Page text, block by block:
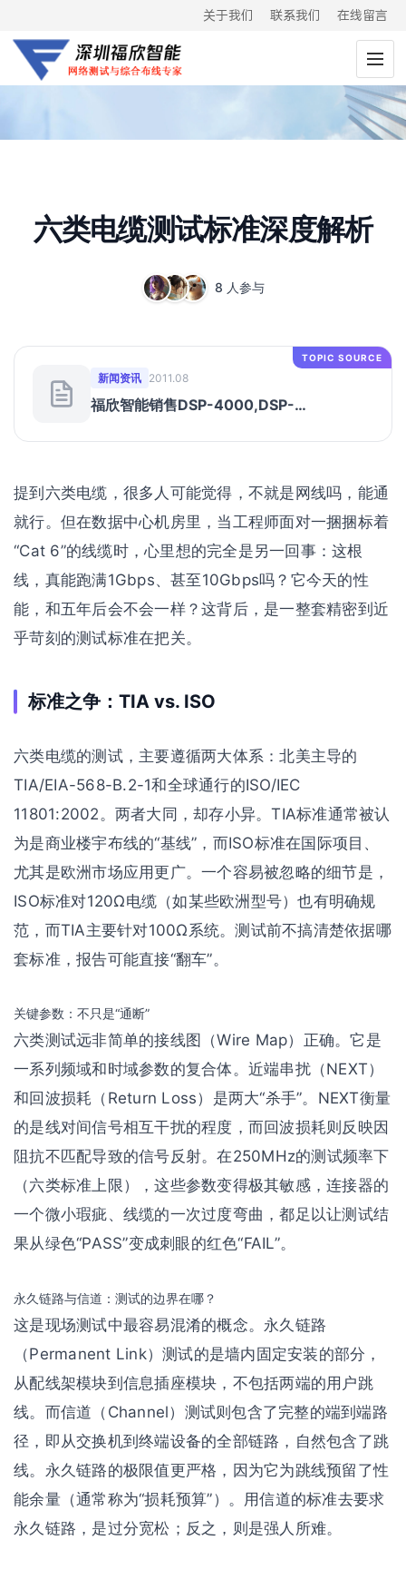
关于我们 联系我们 在线留言
六类电缆测试标准深度解析
8 人参与
TOPIC SOURCE
新闻资讯 2011.08
福欣智能销售DSP-4000,DSP-
提到六类电缆，很多人可能觉得，不就是网线吗，能通
就行。但在数据中心机房里，当工程师面对一捆捆标着
“Cat 6”的线缆时，心里想的完全是另一回事：这根
线，真能跑满1Gbps、甚至10Gbps吗？它今天的性
能，和五年后会不会一样？这背后，是一整套精密到近
乎苛刻的测试标准在把关。
标准之争：TIA vs. ISO
六类电缆的测试，主要遵循两大体系：北美主导的
TIA/EIA-568-B.2-1和全球通行的ISO/IEC
11801:2002。两者大同，却存小异。TIA标准通常被认
为是商业楼宇布线的“基线”，而ISO标准在国际项目、
尤其是欧洲市场应用更广。一个容易被忽略的细节是，
ISO标准对120Ω电缆（如某些欧洲型号）也有明确规
范，而TIA主要针对100Ω系统。测试前不搞清楚依据哪
套标准，报告可能直接“翻车”。
关键参数：不只是“通断”
六类测试远非简单的接线图（Wire Map）正确。它是
一系列频域和时域参数的复合体。近端串扰（NEXT）
和回波损耗（Return Loss）是两大“杀手”。NEXT衡量
的是线对间信号相互干扰的程度，而回波损耗则反映因
阻抗不匹配导致的信号反射。在250MHz的测试频率下
（六类标准上限），这些参数变得极其敏感，连接器的
一个微小瑕疵、线缆的一次过度弯曲，都足以让测试结
果从绿色“PASS”变成刺眼的红色“FAIL”。
永久链路与信道：测试的边界在哪？
这是现场测试中最容易混淆的概念。永久链路
（Permanent Link）测试的是墙内固定安装的部分，
从配线架模块到信息插座模块，不包括两端的用户跳
线。而信道（Channel）测试则包含了完整的端到端路
径，即从交换机到终端设备的全部链路，自然包含了跳
线。永久链路的极限值更严格，因为它为跳线预留了性
能余量（通常称为“损耗预算”）。用信道的标准去要求
永久链路，是过分宽松；反之，则是强人所难。